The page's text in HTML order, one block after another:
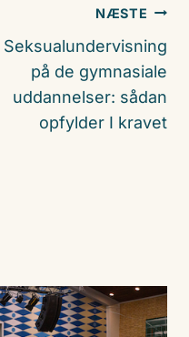
NÆSTE
Seksualundervisning
på de gymnasiale
uddannelser: sådan
opfylder I kravet